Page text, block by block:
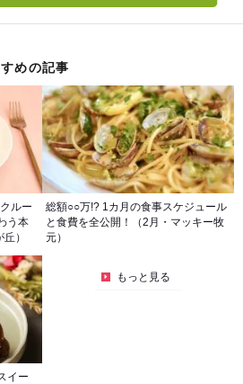
めの記事
ルー
う本
）
総額○○万!? 1カ月の食事スケジュール
と食費を全公開！（2月・マッキー牧
元）
イー
もっと見る